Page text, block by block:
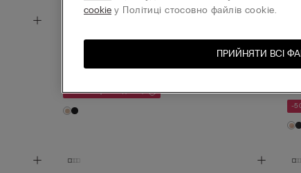
Bridal collection
Боді Sexy Back з Мікрофібри Ultralight
₴ 3.999,00
-50% на третю одиницю
-
cookie у Політиці стосовно файлів cookie.
ПРИЙНЯТИ ВСІ